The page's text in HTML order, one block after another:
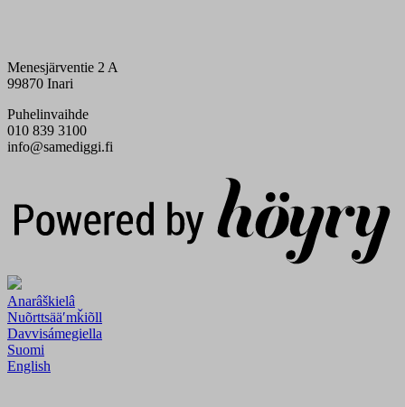
Menesjärventie 2 A
99870 Inari
Puhelinvaihde
010 839 3100
info@samediggi.fi
Anarâškielâ
Nuõrttsääʹmǩiõll
Davvisámegiella
Suomi
English